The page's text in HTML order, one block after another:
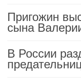
Пригожин
сына
В России